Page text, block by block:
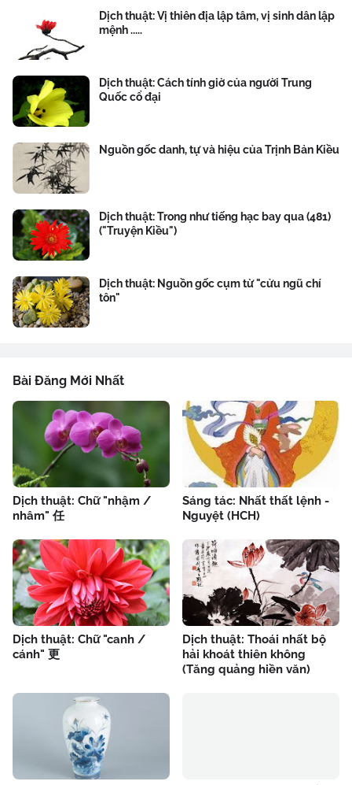
Dịch thuật: Vị thiên địa lập tâm, vị sinh dân lập
mệnh .....
Dịch thuật: Cách tính giờ của người Trung
Quốc cổ đại
Nguồn gốc danh, tự và hiệu của Trịnh Bản Kiều
Dịch thuật: Trong như tiếng hạc bay qua (481)
("Truyện Kiều")
Dịch thuật: Nguồn gốc cụm từ "cửu ngũ chí
tôn"
Bài Đăng Mới Nhất
Dịch thuật: Chữ "nhậm /
nhâm" 任
Sáng tác: Nhất thất lệnh -
Nguyệt (HCH)
Dịch thuật: Chữ "canh /
cánh" 更
Dịch thuật: Thoái nhất bộ
hải khoát thiên không
(Tăng quảng hiền văn)